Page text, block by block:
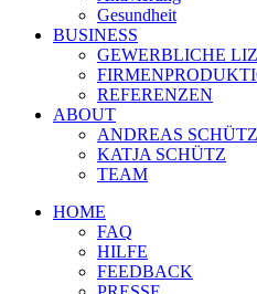
Gesundheit
BUSINESS
GEWERBLICHE
REFERENZEN
ABOUT
ANDREAS SCHÜTZ
KATJA SCHÜTZ
TEAM
HOME
FAQ
HILFE
FEEDBACK